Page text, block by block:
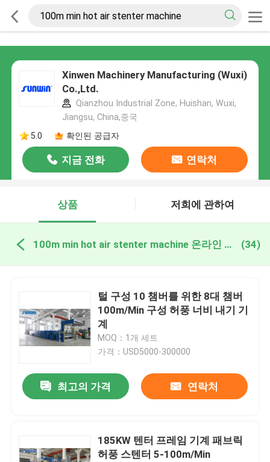
Xinwen Machinery Manufacturing (Wuxi)
Co.,Ltd.
Qianzhou Industrial Zone, Huishan, Wuxi,
Jiangsu, China,중국
5.0
확인된 공급자
지금 전화 연락처
상품 저희에 관하여
100m min hot air stenter machine 온라인 제조 (34)
털 구성 10 챔버를 위한 8대 챔버
100m/Min 구성 허풍 너비 내기 기
계
MOQ：1개 세트
가격：USD5000-300000
최고의 가격 연락처
185KW 텐터 프레임 기계 패브릭
허풍 스텐터 5-100m/Min